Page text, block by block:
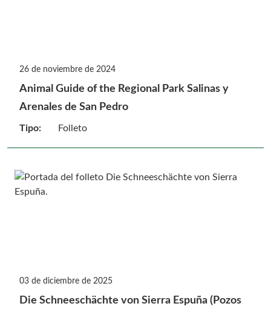
26 de noviembre de 2024
Animal Guide of the Regional Park Salinas y
Arenales de San Pedro
Tipo: Folleto
03 de diciembre de 2025
Die Schneeschächte von Sierra Espuña (Pozos